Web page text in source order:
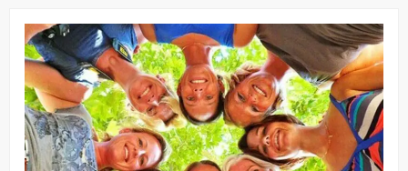
Avondarrangementen
Varen
Boottochten
Losse boothuur